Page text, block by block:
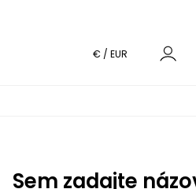
€ / EUR
Sem zadajte